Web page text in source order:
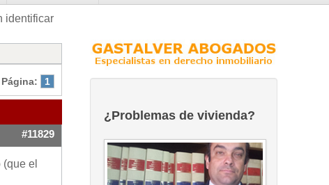
identificar
Página: 1
#11829
el
¿Problemas de vivienda?